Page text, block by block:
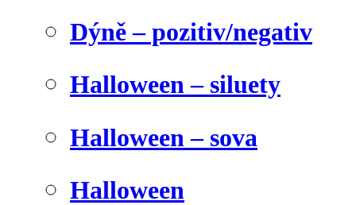
Dýně – pozitiv/negativ
Halloween – siluety
Halloween – sova
Halloween